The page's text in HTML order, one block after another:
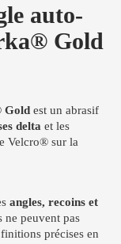
auto-
Gold
Gold est un abrasif
delta et les
Velcro® sur la
angles, recoins et
ne peuvent pas
précises en